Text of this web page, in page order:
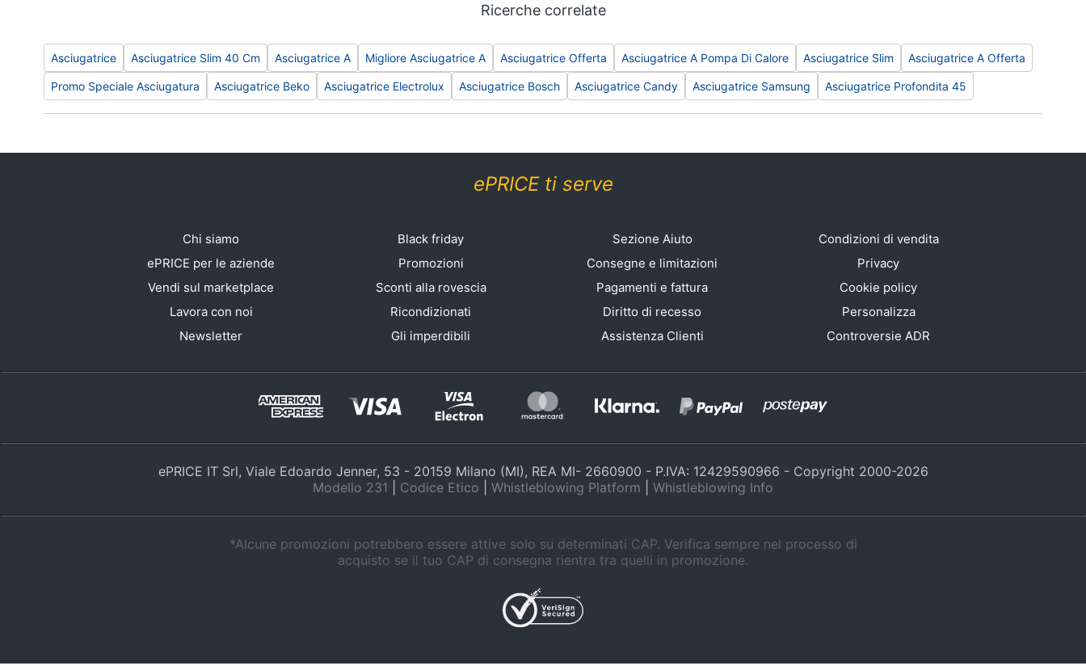
Ricerche correlate
Asciugatrice Asciugatrice Slim 40 Cm Asciugatrice A Migliore Asciugatrice A Asciugatrice Offerta Asciugatrice A Pompa Di Calore Asciugatrice Slim Asciugatrice A Offerta
Promo Speciale Asciugatura Asciugatrice Beko Asciugatrice Electrolux Asciugatrice Bosch Asciugatrice Candy Asciugatrice Samsung Asciugatrice Profondita 45
ePRICE ti serve
Chi siamo
ePRICE per le aziende
Vendi sul marketplace
Lavora con noi
Newsletter
Black friday
Promozioni
Sconti alla rovescia
Ricondizionati
Gli imperdibili
Sezione Aiuto
Consegne e limitazioni
Pagamenti e fattura
Diritto di recesso
Assistenza Clienti
Condizioni di vendita
Privacy
Cookie policy
Personalizza
Controversie ADR
ePRICE IT Srl, Viale Edoardo Jenner, 53 - 20159 Milano (MI), REA MI- 2660900 - P.IVA: 12429590966 - Copyright 2000-2026
Modello 231
Codice Etico Whistleblowing Platform Whistleblowing Info
*Alcune promozioni potrebbero essere attive solo su determinati CAP. Verifica sempre nel processo di
acquisto se il tuo CAP di consegna rientra tra quelli in promozione.